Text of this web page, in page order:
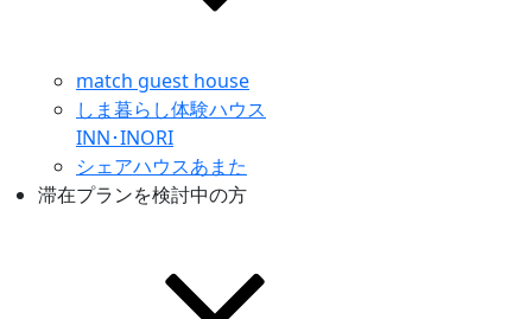
match guest house
しま暮らし体験ハウス
INN･INORI
シェアハウスあまた
滞在プランを検討中の方